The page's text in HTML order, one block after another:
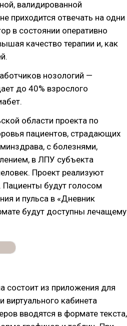
валидированной
приходится отвечать на одни
в состоянии оперативно
качество терапии и, как
нозологий —
до 40% взрослого
области проекта по
пациентов, страдающих
с болезнями,
в ЛПУ субъекта
Проект реализуют
будут голосом
и пульса в «Дневник
будут доступны лечащему
состоит из приложения для
виртуального кабинета
вводятся в формате текста,